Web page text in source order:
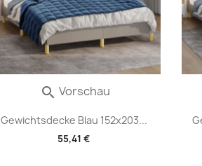
Gewichtsdecke Blau 152x203...
55,41 €
 Vorschau